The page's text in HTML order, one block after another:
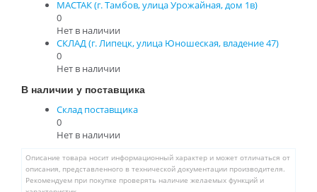
МАСТАК (г. Тамбов, улица Урожайная, дом 1в)
0
Нет в наличии
СКЛАД (г. Липецк, улица Юношеская, владение 47)
0
Нет в наличии
В наличии у поставщика
Склад поставщика
0
Нет в наличии
Описание товара носит информационный характер и может отличаться от
описания, представленного в технической документации производителя.
Рекомендуем при покупке проверять наличие желаемых функций и